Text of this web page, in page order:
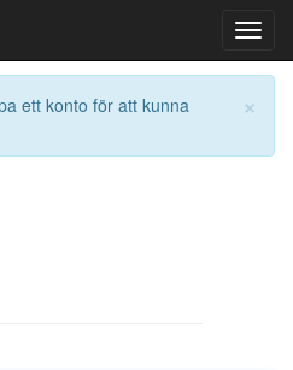
×
ett konto för att kunna